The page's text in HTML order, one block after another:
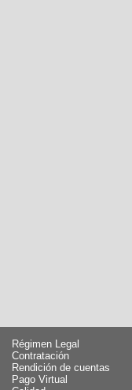
Régimen Legal
Contratación
Rendición de cuentas
Pago Virtual